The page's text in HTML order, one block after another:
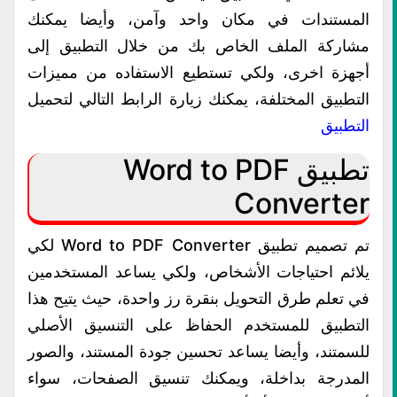
المستندات في مكان واحد وآمن، وأيضا يمكنك
مشاركة الملف الخاص بك من خلال التطبيق إلى
أجهزة اخرى، ولكي تستطيع الاستفاده من مميزات
التطبيق المختلفة، يمكنك زيارة الرابط التالي لتحميل
التطبيق
تطبيق Word to PDF
Converter
تم تصميم تطبيق Word to PDF Converter لكي
يلائم احتياجات الأشخاص، ولكي يساعد المستخدمين
في تعلم طرق التحويل بنقرة رز واحدة، حيث يتيح هذا
التطبيق للمستخدم الحفاظ على التنسيق الأصلي
للسمتند، وأيضا يساعد تحسين جودة المستند، والصور
المدرجة بداخلة، ويمكنك تنسيق الصفحات، سواء